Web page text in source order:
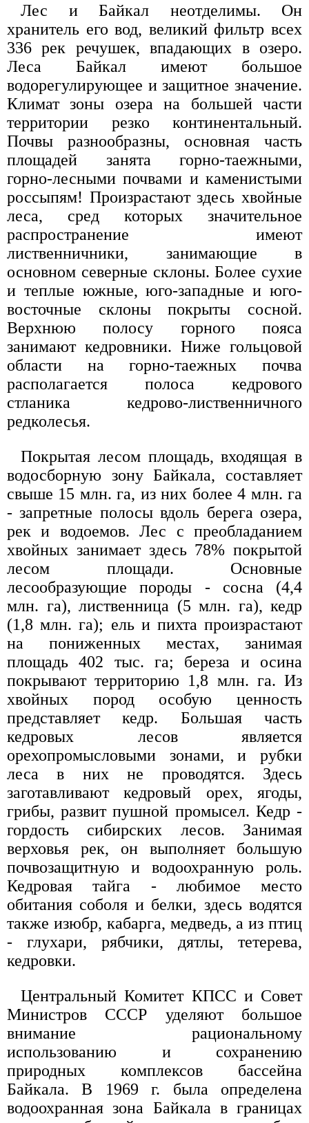
Лес и Байкал неотделимы. Он
хранитель его вод, великий фильтр всех
336 рек речушек, впадающих в озеро.
Леса Байкал имеют большое
водорегулирующее и защитное значение.
Климат зоны озера на большей части
территории резко континентальный.
Почвы разнообразны, основная часть
площадей занята горно-таежными,
горно-лесными почвами и каменистыми
россыпям! Произрастают здесь хвойные
леса, сред которых значительное
распространение имеют
лиственничники, занимающие в
основном северные склоны. Более сухие
и теплые южные, юго-западные и юго-
восточные склоны покрыты сосной.
Верхнюю полосу горного пояса
занимают кедровники. Ниже гольцовой
области на горно-таежных почва
располагается полоса кедрового
стланика кедрово-лиственничного
редколесья.
Покрытая лесом площадь, входящая в
водосборную зону Байкала, составляет
свыше 15 млн. га, из них более 4 млн. га
- запретные полосы вдоль берега озера,
рек и водоемов. Лес с преобладанием
хвойных занимает здесь 78% покрытой
лесом площади. Основные
лесообразующие породы - сосна (4,4
млн. га), лиственница (5 млн. га), кедр
(1,8 млн. га); ель и пихта произрастают
на пониженных местах, занимая
площадь 402 тыс. га; береза и осина
покрывают территорию 1,8 млн. га. Из
хвойных пород особую ценность
представляет кедр. Большая часть
кедровых лесов является
орехопромысловыми зонами, и рубки
леса в них не проводятся. Здесь
заготавливают кедровый орех, ягоды,
грибы, развит пушной промысел. Кедр -
гордость сибирских лесов. Занимая
верховья рек, он выполняет большую
почвозащитную и водоохранную роль.
Кедровая тайга - любимое место
обитания соболя и белки, здесь водятся
также изюбр, кабарга, медведь, а из птиц
- глухари, рябчики, дятлы, тетерева,
кедровки.
Центральный Комитет КПСС и Совет
Министров СССР уделяют большое
внимание рациональному
использованию и сохранению
природных комплексов бассейна
Байкала. В 1969 г. была определена
водоохранная зона Байкала в границах